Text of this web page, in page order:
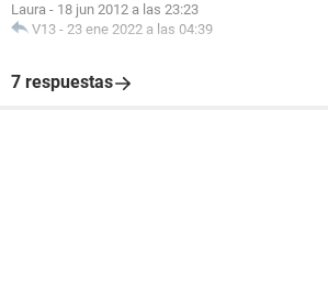
Laura - 18 jun 2012 a las 23:23
V13 - 23 ene 2022 a las 04:39
7 respuestas